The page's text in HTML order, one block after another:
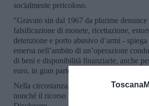
socialmente pericoloso.
"Gravato sin dal 1967 da plurime
falsificazione di monete, ricettazione,
detenzione e porto abusivo d’armi -
emersa nell’ambito di un’operazione
di beni e disponibilità finanziarie, anche
euro, in gran parte detenuti all’estero.
Nella circostanza, si spiega, erano stati
nonché il ricorso fraudolento alla